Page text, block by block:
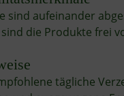
sind aufeinander
die Produkte frei
tägliche